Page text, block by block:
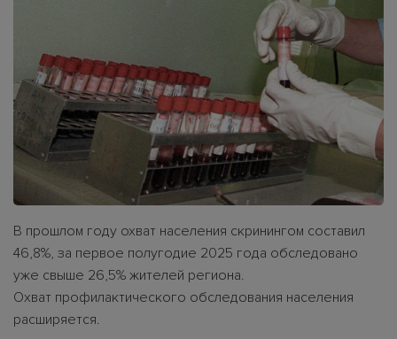
В прошлом году охват населения скринингом составил
46,8%, за первое полугодие 2025 года обследовано
уже свыше 26,5% жителей региона.
Охват профилактического обследования населения
расширяется.